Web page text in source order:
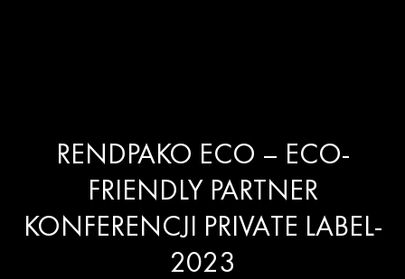
RENDPAKO ECO – ECO-
FRIENDLY PARTNER
KONFERENCJI PRIVATE LABEL-
2023